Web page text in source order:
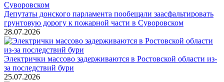
Депутаты донского парламента пообещали заасфальтировать
грунтовую дорогу к пожарной части в Суворовском
28.07.2026
Электрички массово задерживаются в Ростовской области из-
за последствий бури
25.07.2026